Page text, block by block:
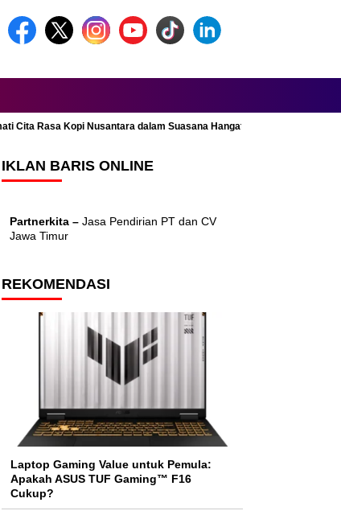
Cita Rasa Kopi Nusantara dalam Suasana Hangat dan Nyaman
IKLAN BARIS ONLINE
Partnerkita – Jasa Pendirian PT dan CV
Jawa Timur
REKOMENDASI
Laptop Gaming Value untuk Pemula:
Apakah ASUS TUF Gaming™ F16
Cukup?